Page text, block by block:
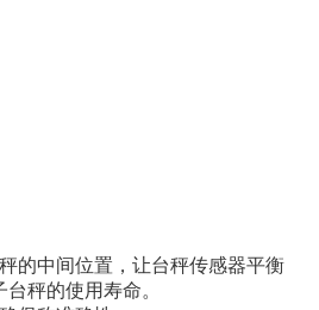
的中间位置，让台秤传感器平衡
秤的使用寿命。